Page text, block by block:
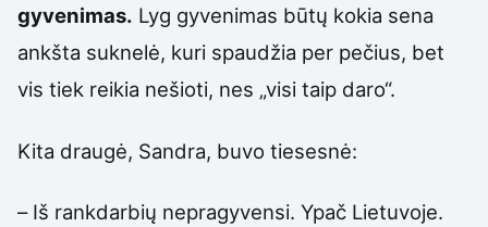
gyvenimas. Lyg gyvenimas būtų kokia sena
ankšta suknelė, kuri spaudžia per pečius, bet
vis tiek reikia nešioti, nes „visi taip daro“.
Kita draugė, Sandra, buvo tiesesnė:
– Iš rankdarbių nepragyvensi. Ypač Lietuvoje.